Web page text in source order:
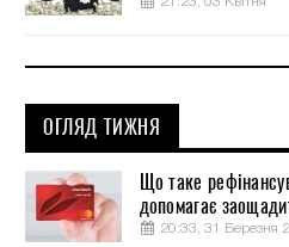
ОГЛЯД ТИЖНЯ
Що таке
допомагає
20:33, 31 Березня